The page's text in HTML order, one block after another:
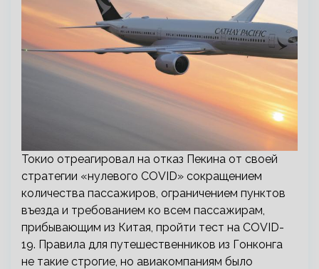
Токио отреагировал на отказ Пекина от своей
стратегии «нулевого COVID» сокращением
количества пассажиров, ограничением пунктов
въезда и требованием ко всем пассажирам,
прибывающим из Китая, пройти тест на COVID-
19. Правила для путешественников из Гонконга
не такие строгие, но авиакомпаниям было